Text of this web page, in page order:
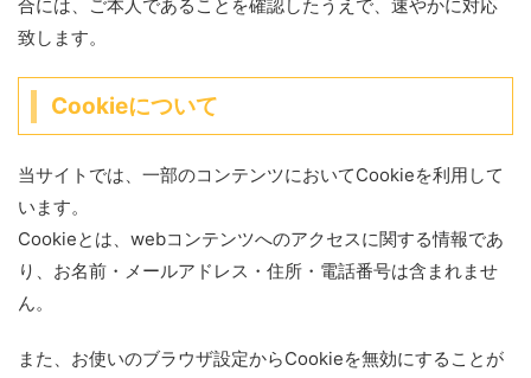
合には、ご本人であることを確認したうえで、速やかに対応
致します。
Cookieについて
当サイトでは、一部のコンテンツにおいてCookieを利用して
います。
Cookieとは、webコンテンツへのアクセスに関する情報であ
り、お名前・メールアドレス・住所・電話番号は含まれませ
ん。
また、お使いのブラウザ設定からCookieを無効にすることが